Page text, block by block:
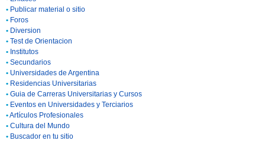
• Publicar material o sitio
• Foros
• Diversion
• Test de Orientacion
• Institutos
• Secundarios
• Universidades de Argentina
• Residencias Universitarias
• Guia de Carreras Universitarias y Cursos
• Eventos en Universidades y Terciarios
•Artículos Profesionales
• Cultura del Mundo
• Buscador en tu sitio